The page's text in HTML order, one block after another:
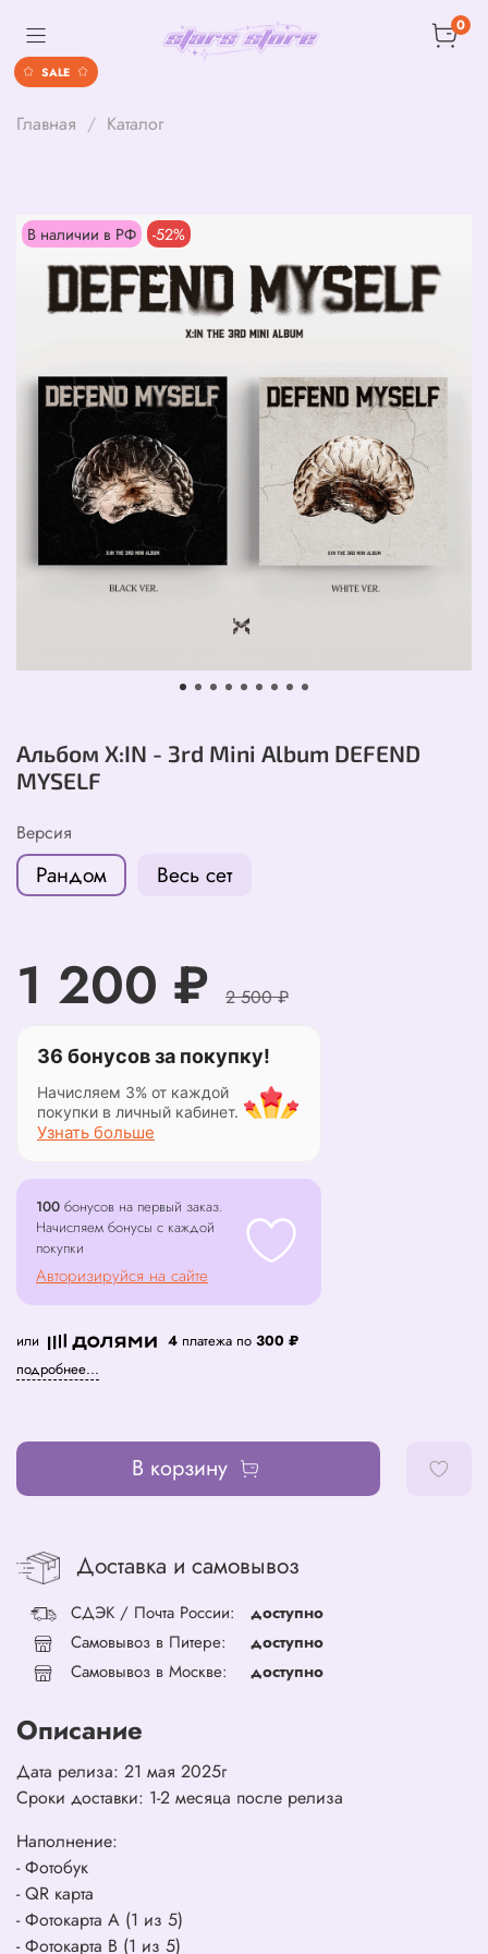
0
Главная Каталог
В наличии в РФ -52%
Альбом X:IN - 3rd Mini Album DEFEND
MYSELF
Версия
Рандом Весь сет
1 200 ₽ 2 500 ₽
36 бонусов за покупку!
Начисляем 3% от каждой
покупки в личный кабинет.
Узнать больше
100 бонусов на первый заказ.
Начисляем бонусы с каждой
покупки
Авторизируйся на сайте
или 4 платежа по 300 ₽
подробнее...
В корзину
Доставка и самовывоз
СДЭК / Почта России:
доступно
Самовывоз в Питере:
доступно
Самовывоз в Москве:
доступно
Описание
Дата релиза: 21 мая 2025г
Сроки доставки: 1-2 месяца после релиза
Наполнение:
- Фотобук
- QR карта
- Фотокарта А (1 из 5)
- Фотокарта В (1 из 5)